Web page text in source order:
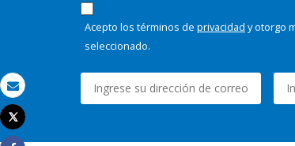
Correo electrónico
Imprimir
Tweet
Acepto los términos de privacidad y otorgo
seleccionado.